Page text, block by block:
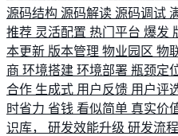
源码结构 源码解读 源码调试
推荐 灵活配置 热门平台 爆发
本更新 版本管理 物业园区 物
商 环境搭建 环境部署 瓶颈定
合作 生成式 用户反馈 用户评
时省力 省钱 看似简单 真实价
识库， 研发效能升级 研发流程